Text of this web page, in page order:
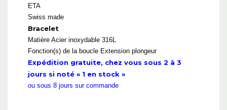
ETA
Swiss made
Bracelet
Matière Acier inoxydable 316L
Fonction(s) de la boucle Extension plongeur
Expédition gratuite, chez vous sous 2 à 3
jours si noté « 1 en stock »
ou sous 8 jours sur commande